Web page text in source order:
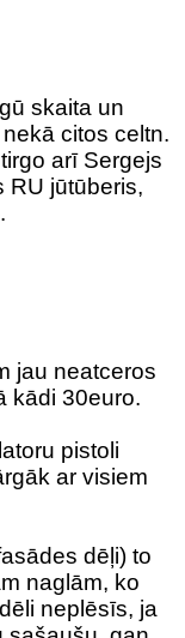
skaita un
citos celtn.
arī Sergejs
RU jūtūberis,
jau neatceros
kādi 30euro.
pistoli
ar visiem
dēļi) to
naglām, ko
neplēsīs, ja